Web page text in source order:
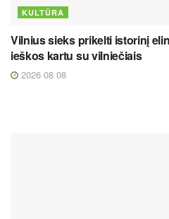
KULTŪRA
Vilnius sieks prikelti istorinį
ieškos kartu su vilniečiais
2026 08 08